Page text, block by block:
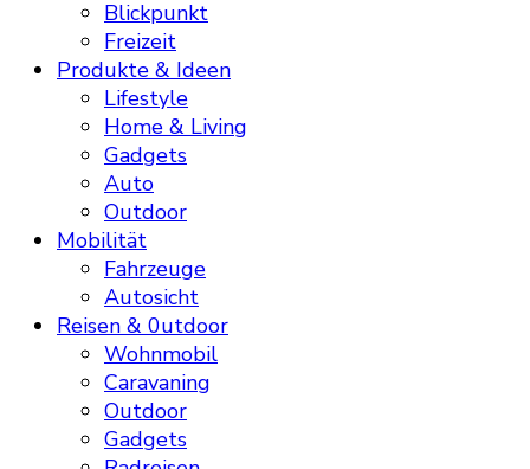
Blickpunkt
Freizeit
Produkte & Ideen
Lifestyle
Home & Living
Gadgets
Auto
Outdoor
Mobilität
Fahrzeuge
Autosicht
Reisen & 0utdoor
Wohnmobil
Caravaning
Outdoor
Gadgets